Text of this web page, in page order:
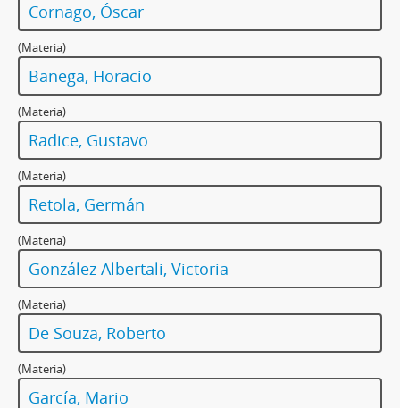
Cornago, Óscar
(Materia)
Banega, Horacio
(Materia)
Radice, Gustavo
(Materia)
Retola, Germán
(Materia)
González Albertali, Victoria
(Materia)
De Souza, Roberto
(Materia)
García, Mario